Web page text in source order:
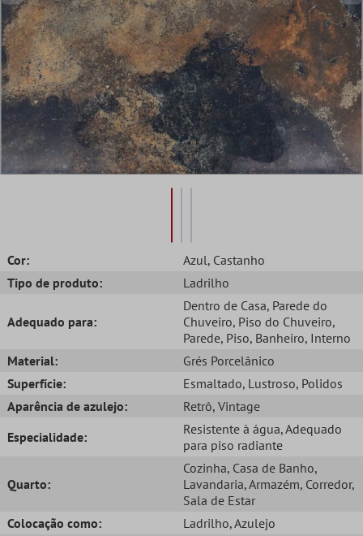
Cor: Azul, Castanho
Tipo de produto:
Ladrilho
Adequado para:
Dentro de Casa, Parede do
Chuveiro, Piso do Chuveiro,
Parede, Piso, Banheiro, Interno
Material:
Grés Porcelânico
Superfície:
Esmaltado, Lustroso, Polidos
Aparência de azulejo:
Retrô, Vintage
Especialidade:
Resistente à água, Adequado
para piso radiante
Quarto:
Cozinha, Casa de Banho,
Lavandaria, Armazém, Corredor,
Sala de Estar
Colocação como:
Ladrilho, Azulejo